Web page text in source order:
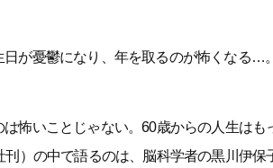
日が憂鬱になり、年を取るのが怖くなる…
怖いことじゃない。60歳からの人生は
刊）の中で語るのは、脳科学者の黒川伊